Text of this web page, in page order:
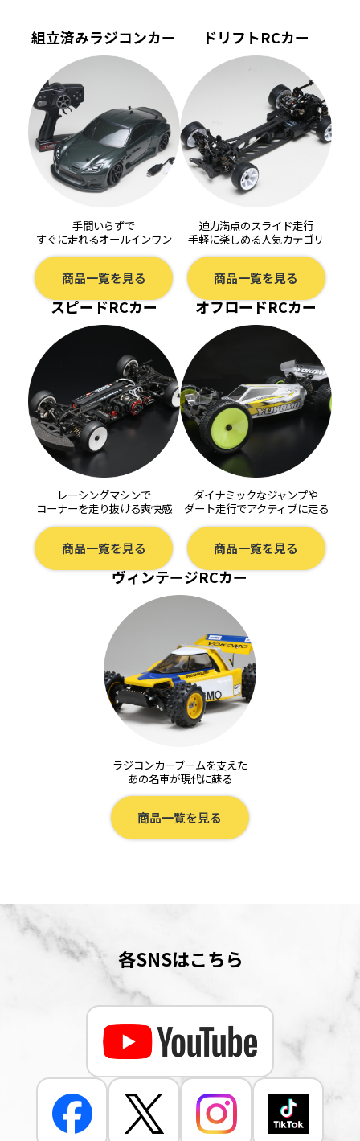
組立済みラジコンカー
手間いらずで
すぐに走れるオールインワン
商品一覧を見る
ドリフトRCカー
迫力満点のスライド走行
手軽に楽しめる人気カテゴリ
商品一覧を見る
スピードRCカー
レーシングマシンで
コーナーを走り抜ける爽快感
商品一覧を見る
オフロードRCカー
ダイナミックなジャンプや
ダート走行でアクティブに走る
商品一覧を見る
ヴィンテージRCカー
ラジコンカーブームを支えた
あの名車が現代に蘇る
商品一覧を見る
各SNSはこちら